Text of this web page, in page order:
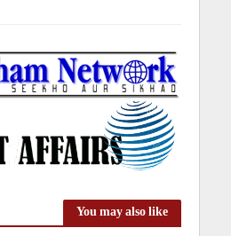
You may also like